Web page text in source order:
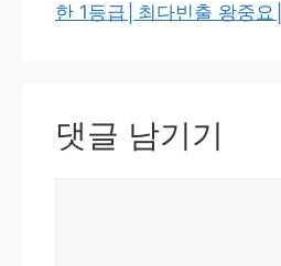
한 1등급│최다빈출 왕중요
댓글 남기기